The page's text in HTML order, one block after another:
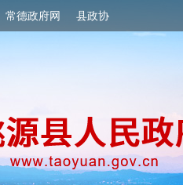
常德政府网 县政协